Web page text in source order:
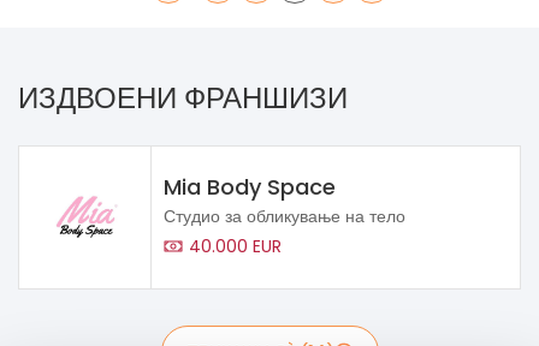
ИЗДВОЕНИ ФРАНШИЗИ
Mia Body Space
Студио за обликување на тело
40.000 EUR